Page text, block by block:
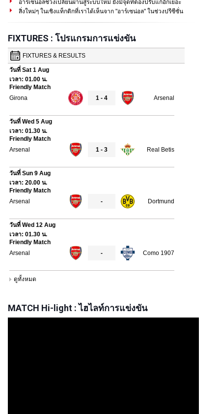
อาร์เซน่อลช่วงเปลี่ยนผ่านสู่ระบบใหม่ ยังมีจุดที่ต้องปรับแก้อีกเยอะ
สิ่งใหม่ๆ ในเชิงแท็กติกที่เราได้เห็นจาก "อาร์เซน่อล" ในช่วงปรีซีซั่น
FIXTURES : โปรแกรมการแข่งขัน
MATCH Hi-light : ไฮไลท์การแข่งขัน